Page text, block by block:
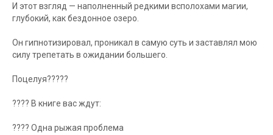
И этот взгляд — наполненный редкими всполохами магии,
глубокий, как бездонное озеро.
Он гипнотизировал, проникал в самую суть и заставлял мою
силу трепетать в ожидании большего.
Поцелуя?????
???? В книге вас ждут:
???? Одна рыжая проблема